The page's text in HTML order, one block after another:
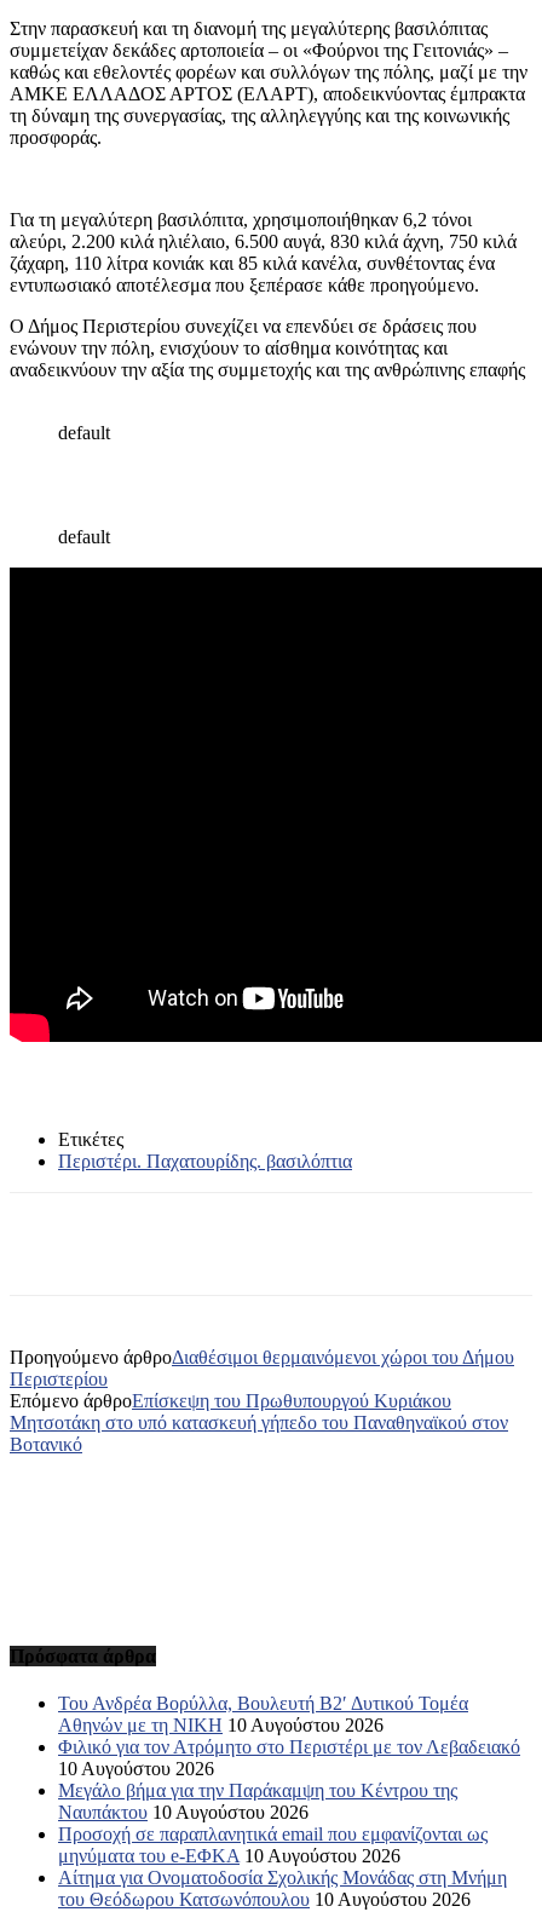
Στην παρασκευή και τη διανομή της μεγαλύτερης βασιλόπιτας
συμμετείχαν δεκάδες αρτοποιεία – οι «Φούρνοι της Γειτονιάς» –
καθώς και εθελοντές φορέων και συλλόγων της πόλης, μαζί με την
ΑΜΚΕ ΕΛΛΑΔΟΣ ΑΡΤΟΣ (ΕΛΑΡΤ), αποδεικνύοντας έμπρακτα
τη δύναμη της συνεργασίας, της αλληλεγγύης και της κοινωνικής
προσφοράς.
Για τη μεγαλύτερη βασιλόπιτα, χρησιμοποιήθηκαν 6,2 τόνοι
αλεύρι, 2.200 κιλά ηλιέλαιο, 6.500 αυγά, 830 κιλά άχνη, 750 κιλά
ζάχαρη, 110 λίτρα κονιάκ και 85 κιλά κανέλα, συνθέτοντας ένα
εντυπωσιακό αποτέλεσμα που ξεπέρασε κάθε προηγούμενο.
Ο Δήμος Περιστερίου συνεχίζει να επενδύει σε δράσεις που
ενώνουν την πόλη, ενισχύουν το αίσθημα κοινότητας και
αναδεικνύουν την αξία της συμμετοχής και της ανθρώπινης επαφής
default
default
Ετικέτες
Περιστέρι. Παχατουρίδης. βασιλόπτια
Προηγούμενο άρθροΔιαθέσιμοι θερμαινόμενοι χώροι του Δήμου
Περιστερίου
Επόμενο άρθροΕπίσκεψη του Πρωθυπουργού Κυριάκου
Μητσοτάκη στο υπό κατασκευή γήπεδο του Παναθηναϊκού στον
Βοτανικό
Πρόσφατα άρθρα
Του Ανδρέα Βορύλλα, Βουλευτή Β2′ Δυτικού Τομέα
Αθηνών με τη ΝΙΚΗ 10 Αυγούστου 2026
Φιλικό για τον Ατρόμητο στο Περιστέρι με τον Λεβαδειακό
10 Αυγούστου 2026
Μεγάλο βήμα για την Παράκαμψη του Κέντρου της
Ναυπάκτου 10 Αυγούστου 2026
Προσοχή σε παραπλανητικά email που εμφανίζονται ως
μηνύματα του e-ΕΦΚΑ 10 Αυγούστου 2026
Αίτημα για Ονοματοδοσία Σχολικής Μονάδας στη Μνήμη
του Θεόδωρου Κατσωνόπουλου 10 Αυγούστου 2026